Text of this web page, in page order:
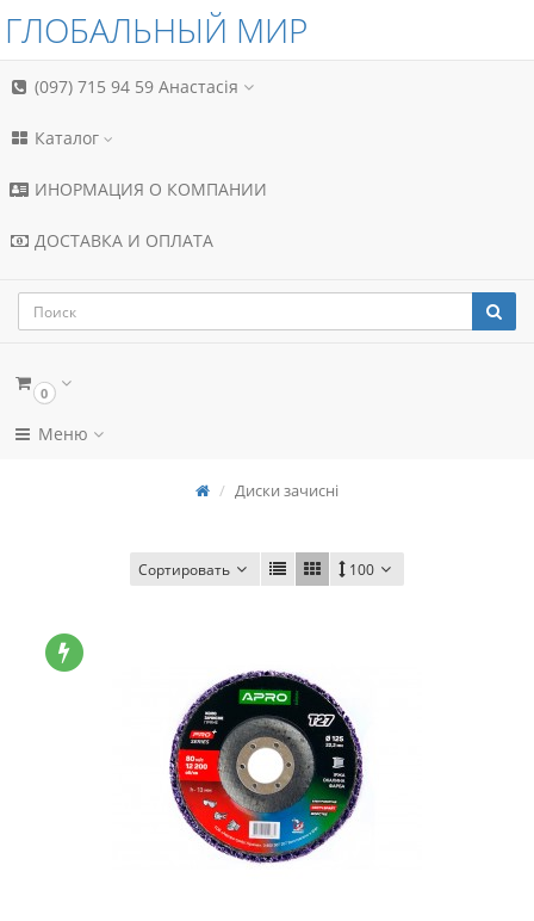
ГЛОБАЛЬНЫЙ МИР
(097) 715 94 59 Анастасія
Каталог
ИНОРМАЦИЯ О КОМПАНИИ
ДОСТАВКА И ОПЛАТА
0
Меню
Диски зачисні
Сортировать 100